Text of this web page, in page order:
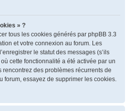
» ?
tous les cookies générés par phpBB 3.3
et votre connexion au forum. Les
le statut des messages (s’ils
cette fonctionnalité a été activée par un
rencontrez des problèmes récurrents de
forum, essayez de supprimer les cookies.